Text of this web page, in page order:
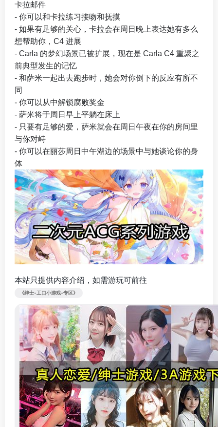
卡拉邮件
- 你可以和卡拉练习接吻和抚摸
- 如果有足够的关心，卡拉会在周日晚上表达她有多么
想帮助你，C4 进展
- Carla 的梦幻场景已被扩展，现在是 Carla C4 重聚之
前典型发生的记忆
- 和萨米一起出去跑步时，她会对你倒下的反应有所不
同
- 你可以从中解锁腐败奖金
- 萨米将于周日早上平躺在床上
- 只要有足够的爱，萨米就会在周日午夜在你的房间里
与你对峙
- 你可以在丽莎周日中午湖边的场景中与她谈论你的身
体
本站只提供内容介绍，如需游玩可前往
《绅士-工口小游戏-专区》